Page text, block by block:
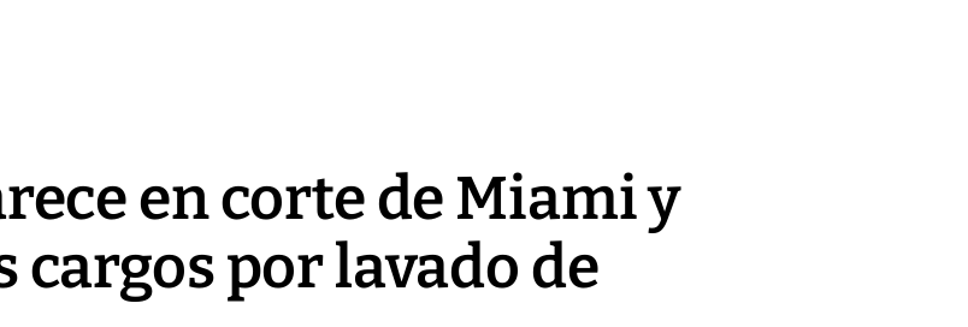
en corte de Miami y
por lavado de